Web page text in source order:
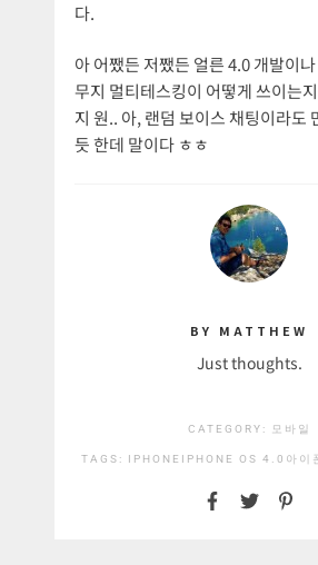
다.
아 어쨌든 저쨌든 얼른 4.0 개발이
무지 멀티테스킹이 어떻게 쓰이는
지 원.. 아, 랜덤 보이스 채팅이라도
듯 한데 말이다 ㅎㅎ
BY MATTHEW
Just thoughts.
CATEGORY: 모바일
TAGS: IPHONE IPHONE OS 4.0 아이